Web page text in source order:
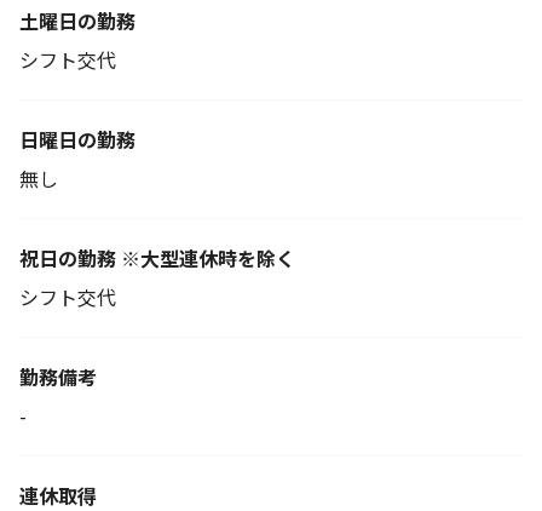
土曜日の勤務
シフト交代
日曜日の勤務
無し
祝日の勤務 ※大型連休時を除く
シフト交代
勤務備考
-
連休取得